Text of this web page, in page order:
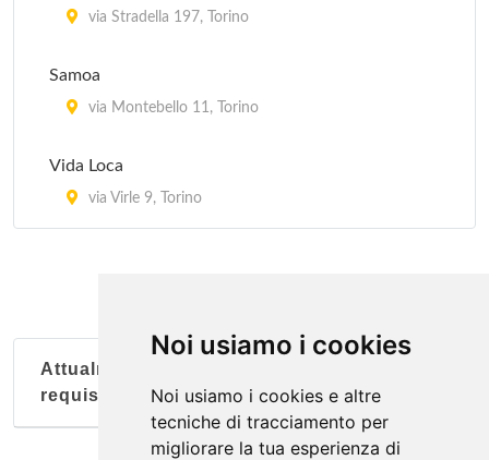
Noi usiamo i cookies
Noi usiamo i cookies e altre
tecniche di tracciamento per
migliorare la tua esperienza di
via Stradella 197, Torino
Samoa
via Montebello 11, Torino
Vida Loca
via Virle 9, Torino
Attualmente nessun soggetto con questi
requisiti